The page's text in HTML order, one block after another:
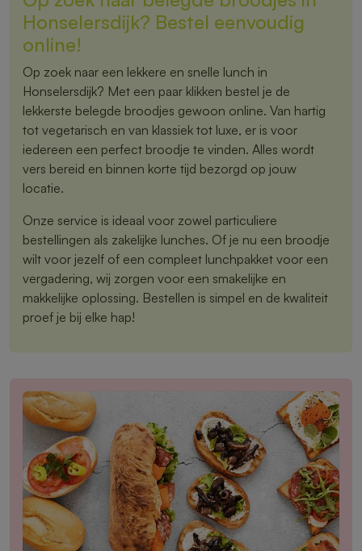
Honselersdijk? Bestel eenvoudig
online!
Op zoek naar een lekkere en snelle lunch in
Honselersdijk? Met een paar klikken bestel je de
lekkerste belegde broodjes gewoon online. Van hartig
tot vegetarisch en van klassiek tot luxe, er is voor
iedereen een perfect broodje te vinden. Alles wordt
vers bereid en binnen korte tijd bezorgd op jouw
locatie.
Onze service is ideaal voor zowel particuliere
bestellingen als zakelijke lunches. Of je nu een broodje
wilt voor jezelf of een compleet lunchpakket voor een
vergadering, wij zorgen voor een smakelijke en
makkelijke oplossing. Bestellen is simpel en de kwaliteit
proef je bij elke hap!